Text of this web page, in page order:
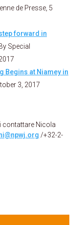
de Presse, 5
forward in
By Special
Begins at Niamey in
3, 2017
contattare Nicola
/+32-2-